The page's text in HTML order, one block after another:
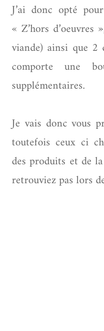
J’ai donc opté
« Z’hors
viande) ainsi que 2
comporte une
supplémentaires.
Je vais donc vous
toutefois ceux ci
des produits et de
retrouviez pas lors